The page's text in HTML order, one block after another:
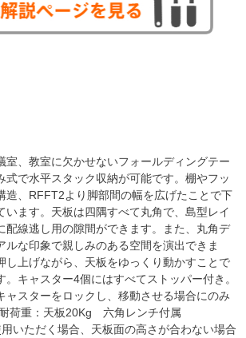
室、教室に欠かせないフォールディングテー
式で水平スタック収納が可能です。棚やフッ
造、RFFT2より脚部間の幅を広げたことで下
います。天板は四隅すべて丸角で、島型レイ
配線逃し用の隙間ができます。また、丸角デ
ルな印象で親しみのある空間を演出できま
し上げながら、天板をゆっくり動かすことで
キャスター4個にはすべてストッパー付き。
ャスターをロックし、移動させる場合にのみ
荷重：天板20Kg 六角レンチ付属
いただく場合、天板面の高さが合わない場合